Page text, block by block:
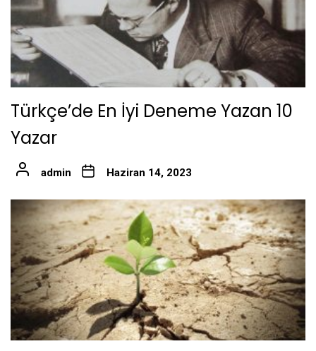
Türkçe’de En İyi Deneme Yazan 10
Yazar
admin Haziran 14, 2023